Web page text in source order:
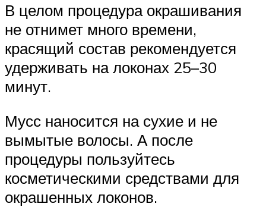
В целом процедура окрашивания
не отнимет много времени,
красящий состав рекомендуется
удерживать на локонах 25–30
минут.
Мусс наносится на сухие и не
вымытые волосы. А после
процедуры пользуйтесь
косметическими средствами для
окрашенных локонов.